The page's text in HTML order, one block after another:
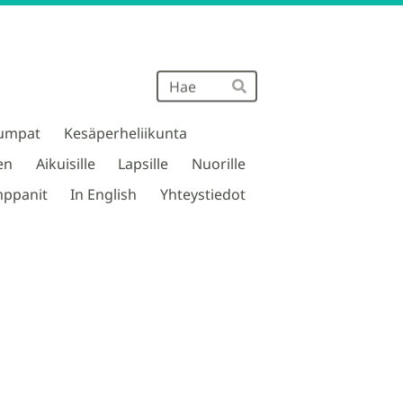
Hae
Kesäperheliikunta
Aikuisille Lapsille
Nuorille
In English Yhteystiedot